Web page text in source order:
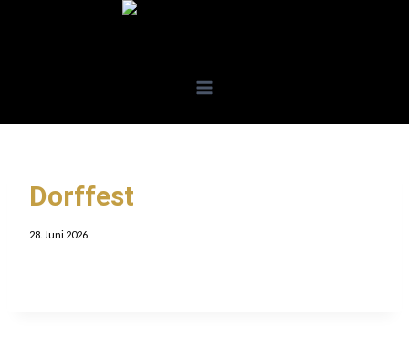
Dorffest
28. Juni 2026